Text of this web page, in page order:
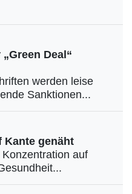
Deal“
werden leise
Sanktionen...
Kante genäht
auf